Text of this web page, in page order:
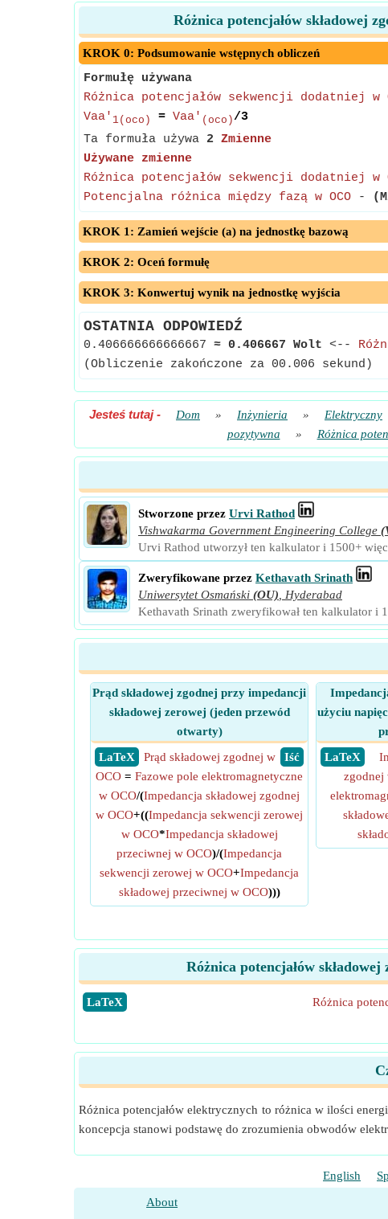
Różnica potencjałów składowej
KROK 0: Podsumowanie wstępnych obliczeń
Formułę używana
Różnica potencjałów sekwencji dodatniej w
Vaa' 1(oco) = Vaa' (oco)/3
Ta formuła używa 2 Zmienne
Używane zmienne
Różnica potencjałów sekwencji dodatniej w
Potencjalna różnica między fazą w OCO -
KROK 1: Zamień wejście (a) na jednostkę bazową
KROK 2: Oceń formułę
KROK 3: Konwertuj wynik na jednostkę wyjścia
OSTATNIA ODPOWIEDŹ
0.406666666666667 ≈ 0.406667 Wolt <--
(Obliczenie zakończone za 00.006 sekund)
Jesteś tutaj- Dom » Inżynieria » Elektryczny
pozytywna
» Różnica
Stworzone przez Urvi Rathod
Vishwakarma Government Engineering College
Urvi Rathod utworzył ten kalkulator i 1500+
Zweryfikowane przez Kethavath Srinath
Uniwersytet Osmański (OU)
Hyderabad
Kethavath Srinath zweryfikował ten kalkulator i
Prąd składowej zgodnej przy impedancji
składowej zerowej (jeden przewód
otwarty)
​ LaTeX
​ Iść
Prąd składowej zgodnej w
OCO = Fazowe pole elektromagnetyczne
w OCO/(Impedancja składowej zgodnej
w OCO+((Impedancja sekwencji zerowej
w OCO*Impedancja składowej
przeciwnej w OCO)/(Impedancja
sekwencji zerowej w OCO+Impedancja
składowej przeciwnej w OCO)))
użyciu
​ LaTeX
zgodnej
Różnica potencjałów
​LaTeX Różnica
Różnica potencjałów elektrycznych to różnica w ilości
koncepcja stanowi podstawę do zrozumienia obwodów
English
About